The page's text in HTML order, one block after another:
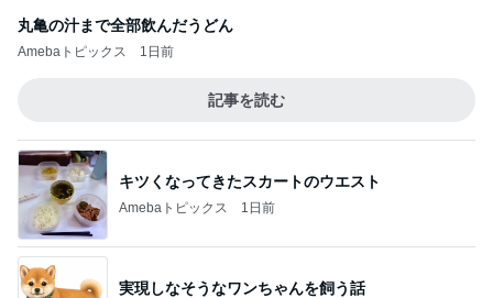
丸亀の汁まで全部飲んだうどん
Amebaトピックス 1日前
記事を読む
キツくなってきたスカートのウエスト
Amebaトピックス 1日前
実現しなそうなワンちゃんを飼う話